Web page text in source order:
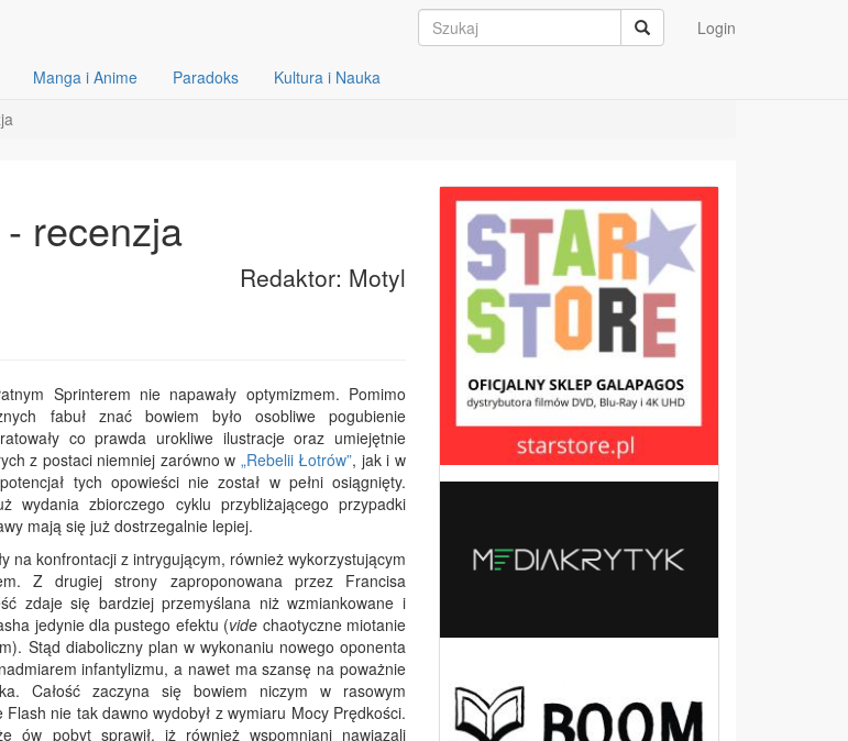
Login
Manga i Anime Paradoks
Kultura i Nauka
- recenzja
Redaktor: Motyl
Sprinterem nie napawały optymizmem. Pomimo
fabuł znać bowiem było osobliwe pogubienie
co prawda urokliwe ilustracje oraz umiejętnie
z postaci niemniej zarówno w „Rebelii Łotrów”, jak i w
tych opowieści nie został w pełni osiągnięty.
wydania zbiorczego cyklu przybliżającego przypadki
mają się już dostrzegalnie lepiej.
na konfrontacji z intrygującym, również wykorzystującym
Z drugiej strony zaproponowana przez Francisa
zdaje się bardziej przemyślana niż wzmiankowane i
jedynie dla pustego efektu (vide chaotyczne miotanie
Stąd diaboliczny plan w wykonaniu nowego oponenta
infantylizmu, a nawet ma szansę na poważnie
Całość zaczyna się bowiem niczym w rasowym
nie tak dawno wydobył z wymiaru Mocy Prędkości.
ów pobyt sprawił, iż również wspomniani nawiązali